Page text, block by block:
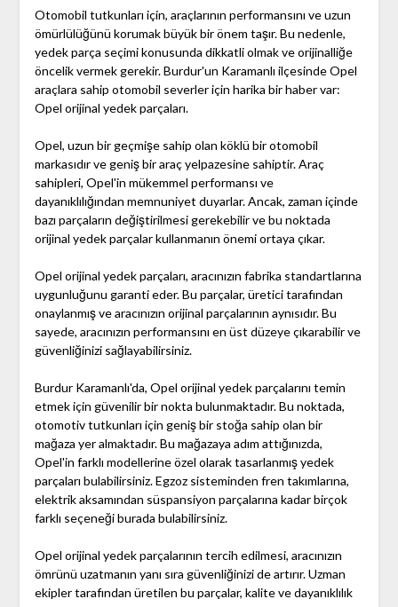
Otomobil tutkunları için, araçlarının performansını ve uzun
ömürlülüğünü korumak büyük bir önem taşır. Bu nedenle,
yedek parça seçimi konusunda dikkatli olmak ve orijinalliğe
öncelik vermek gerekir. Burdur'un Karamanlı ilçesinde Opel
araçlara sahip otomobil severler için harika bir haber var:
Opel orijinal yedek parçaları.
Opel, uzun bir geçmişe sahip olan köklü bir otomobil
markasıdır ve geniş bir araç yelpazesine sahiptir. Araç
sahipleri, Opel'in mükemmel performansı ve
dayanıklılığından memnuniyet duyarlar. Ancak, zaman içinde
bazı parçaların değiştirilmesi gerekebilir ve bu noktada
orijinal yedek parçalar kullanmanın önemi ortaya çıkar.
Opel orijinal yedek parçaları, aracınızın fabrika standartlarına
uygunluğunu garanti eder. Bu parçalar, üretici tarafından
onaylanmış ve aracınızın orijinal parçalarının aynısıdır. Bu
sayede, aracınızın performansını en üst düzeye çıkarabilir ve
güvenliğinizi sağlayabilirsiniz.
Burdur Karamanlı'da, Opel orijinal yedek parçalarını temin
etmek için güvenilir bir nokta bulunmaktadır. Bu noktada,
otomotiv tutkunları için geniş bir stoğa sahip olan bir
mağaza yer almaktadır. Bu mağazaya adım attığınızda,
Opel'in farklı modellerine özel olarak tasarlanmış yedek
parçaları bulabilirsiniz. Egzoz sisteminden fren takımlarına,
elektrik aksamından süspansiyon parçalarına kadar birçok
farklı seçeneği burada bulabilirsiniz.
Opel orijinal yedek parçalarının tercih edilmesi, aracınızın
ömrünü uzatmanın yanı sıra güvenliğinizi de artırır. Uzman
ekipler tarafından üretilen bu parçalar, kalite ve dayanıklılık